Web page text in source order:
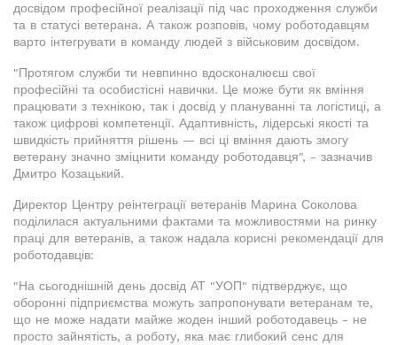
досвідом професійної реалізації під час проходження служби
та в статусі ветерана. А також розповів, чому роботодавцям
варто інтегрувати в команду людей з військовим досвідом.
"Протягом служби ти невпинно вдосконалюєш свої
професійні та особистісні навички. Це може бути як вміння
працювати з технікою, так і досвід у плануванні та логістиці, а
також цифрові компетенції. Адаптивність, лідерські якості та
швидкість прийняття рішень — всі ці вміння дають змогу
ветерану значно зміцнити команду роботодавця", - зазначив
Дмитро Козацький.
Директор Центру реінтеграції ветеранів Марина Соколова
поділилася актуальними фактами та можливостями на ринку
праці для ветеранів, а також надала корисні рекомендації для
роботодавців:
"На сьогоднішній день досвід АТ "УОП" підтверджує, що
оборонні підприємства можуть запропонувати ветеранам те,
що не може надати майже жоден інший роботодавець - не
просто зайнятість, а роботу, яка має глибокий сенс для